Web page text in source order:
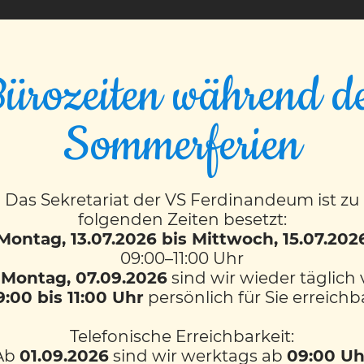
in
sich die 3 Arte mit Kinderliteratur bekannter
„Räuber Hotzenplotz“ von Ottfried Preußler,
und Obelix“, „Franzgeschichten“ von Christine
eigenen Bücher mit, welche drei Wochen lang in
Hin und wieder wurden in den Pausen auch
während
Sommerferien
Das Sekretariat der VS Ferdinandeum ist zu
folgenden Zeiten besetzt:
13.07.2026 bis Mittwoch,
09:00–11:00 Uhr
Montag, 07.09.2026sind wir wieder täglich
bis 11:00 Uhr persönlich für Sie
Telefonische Erreichbarkeit:
01.09.2026sind wir werktags ab 09:00